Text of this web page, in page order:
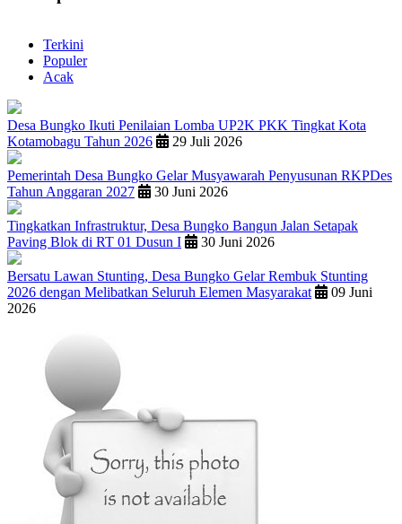
Terkini
Populer
Acak
Desa Bungko Ikuti Penilaian Lomba UP2K PKK Tingkat Kota
Kotamobagu Tahun 2026
29 Juli 2026
Pemerintah Desa Bungko Gelar Musyawarah Penyusunan RKPDes
Tahun Anggaran 2027
30 Juni 2026
Tingkatkan Infrastruktur, Desa Bungko Bangun Jalan Setapak
Paving Blok di RT 01 Dusun I
30 Juni 2026
Bersatu Lawan Stunting, Desa Bungko Gelar Rembuk Stunting
2026 dengan Melibatkan Seluruh Elemen Masyarakat
09 Juni
2026